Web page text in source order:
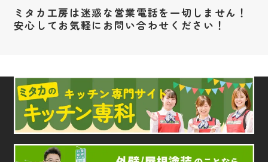
ミタカ工房は迷惑な営業電話を一切しません！
安心してお気軽にお問い合わせください！